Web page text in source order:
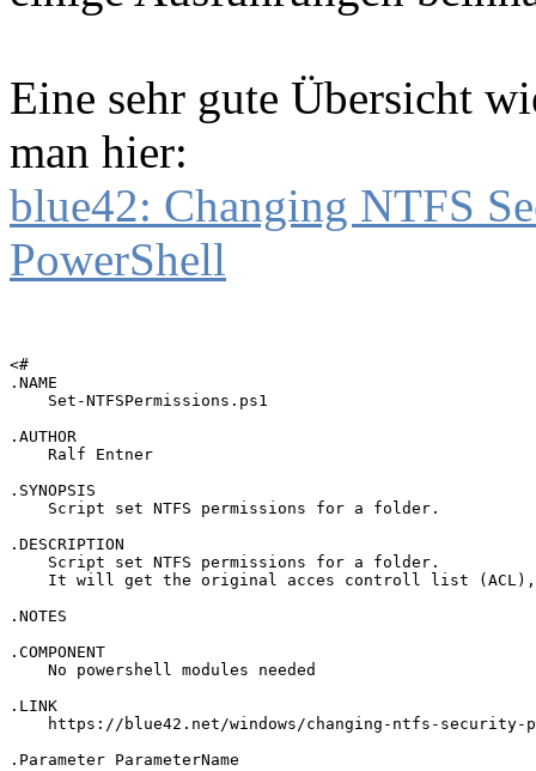
Eine sehr gute Übersicht
man hier:
blue42: Changing NTFS
PowerShell
<#
.NAME
    Set-NTFSPermissions.ps1
.AUTHOR
    Ralf Entner
.SYNOPSIS
    Script set NTFS permissions for a folder.
.DESCRIPTION
    Script set NTFS permissions for a folder.
It will get the original acces controll list
.NOTES
.COMPONENT
    No powershell modules needed
.LINK
https://blue42.net/windows/changing-ntfs-
.Parameter ParameterName